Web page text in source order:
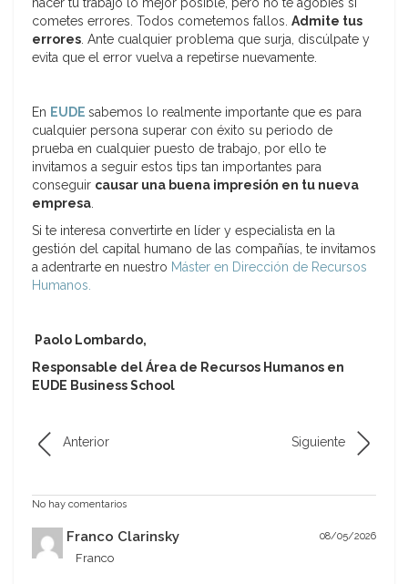
hacer tu trabajo lo mejor posible, pero no te agobies si
cometes errores. Todos cometemos fallos. Admite tus
errores. Ante cualquier problema que surja, discúlpate y
evita que el error vuelva a repetirse nuevamente.
En EUDE sabemos lo realmente importante que es para
cualquier persona superar con éxito su periodo de
prueba en cualquier puesto de trabajo, por ello te
invitamos a seguir estos tips tan importantes para
conseguir causar una buena impresión en tu nueva
empresa.
Si te interesa convertirte en líder y especialista en la
gestión del capital humano de las compañías, te invitamos
a adentrarte en nuestro Máster en Dirección de Recursos
Humanos.
Paolo Lombardo,
Responsable del Área de Recursos Humanos en
EUDE Business School
Anterior Siguiente
No hay comentarios
Franco Clarinsky 08/05/2026
Franco